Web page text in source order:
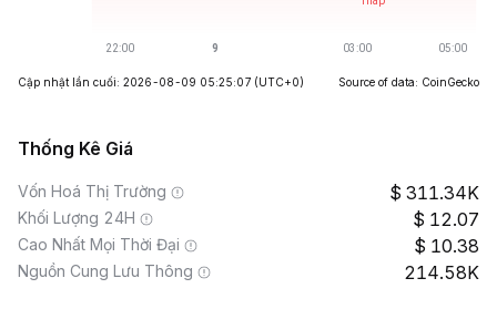
Cập nhật lần cuối: 2026-08-09 05:25:07 (UTC+0) Source of data: CoinGecko
Thống Kê Giá
Vốn Hoá Thị Trường 311.34K
Khối Lượng 24H 12.07
Cao Nhất Mọi Thời Đại 10.38
Nguồn Cung Lưu Thông 214.58K